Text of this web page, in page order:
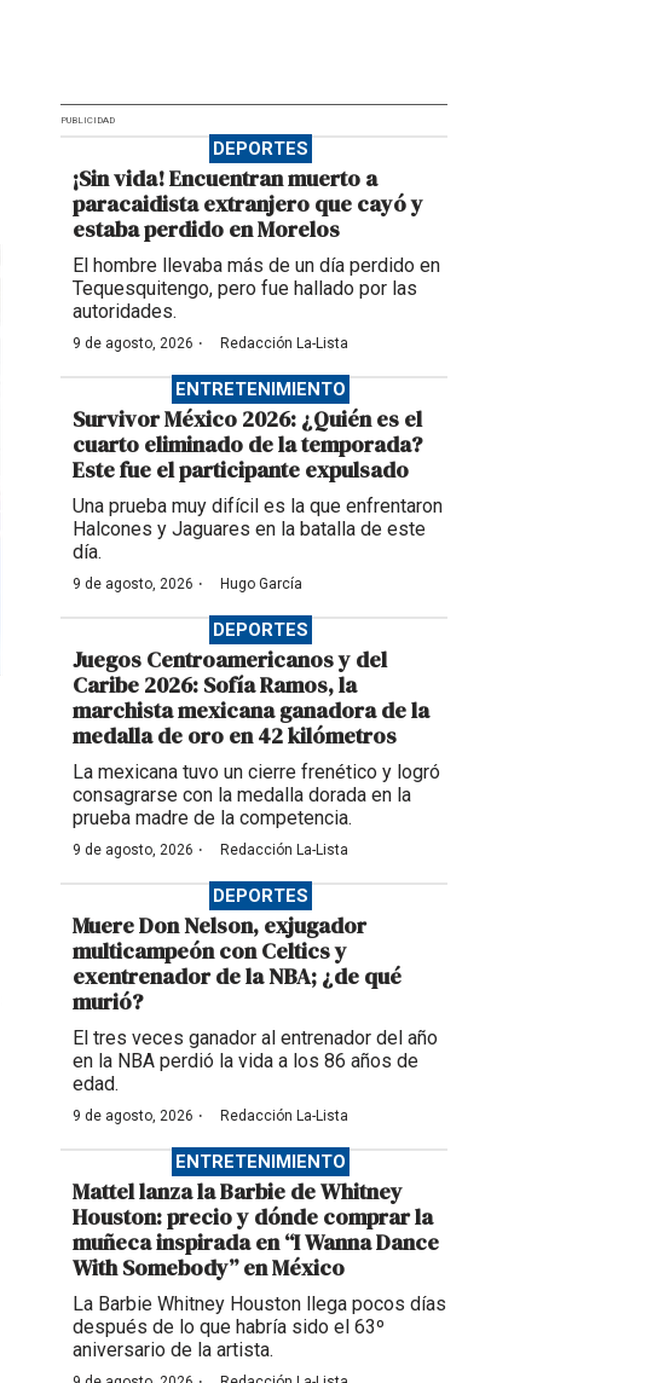
PUBLICIDAD
DEPORTES
¡Sin vida! Encuentran muerto a
paracaidista extranjero que cayó y
estaba perdido en Morelos
El hombre llevaba más de un día perdido en
Tequesquitengo, pero fue hallado por las
autoridades.
9 de agosto, 2026 · Redacción La-Lista
ENTRETENIMIENTO
Survivor México 2026: ¿Quién es el
cuarto eliminado de la temporada?
Este fue el participante expulsado
Una prueba muy difícil es la que enfrentaron
Halcones y Jaguares en la batalla de este
día.
9 de agosto, 2026 · Hugo García
DEPORTES
Juegos Centroamericanos y del
Caribe 2026: Sofía Ramos, la
marchista mexicana ganadora de la
medalla de oro en 42 kilómetros
La mexicana tuvo un cierre frenético y logró
consagrarse con la medalla dorada en la
prueba madre de la competencia.
9 de agosto, 2026 · Redacción La-Lista
DEPORTES
Muere Don Nelson, exjugador
multicampeón con Celtics y
exentrenador de la NBA; ¿de qué
murió?
El tres veces ganador al entrenador del año
en la NBA perdió la vida a los 86 años de
edad.
9 de agosto, 2026 · Redacción La-Lista
ENTRETENIMIENTO
Mattel lanza la Barbie de Whitney
Houston: precio y dónde comprar la
muñeca inspirada en “I Wanna Dance
With Somebody” en México
La Barbie Whitney Houston llega pocos días
después de lo que habría sido el 63º
aniversario de la artista.